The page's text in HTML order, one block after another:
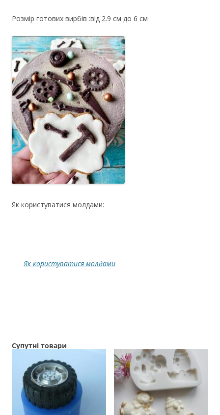
Розмір готових вирбів :від 2.9 см до 6 см
Як користуватися молдами:
Як користуватися молдами
Супутні товари